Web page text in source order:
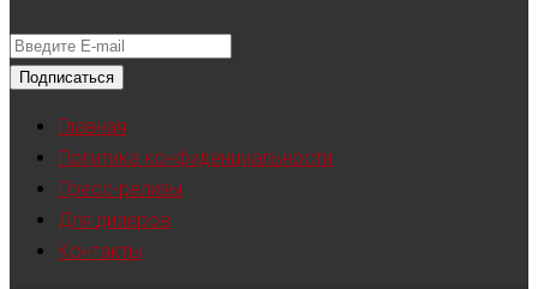
Подписаться
Главная
Политика конфиденциальности
Пресс-релизы
Для дилеров
Контакты